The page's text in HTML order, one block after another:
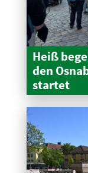
Heiß
den
startet